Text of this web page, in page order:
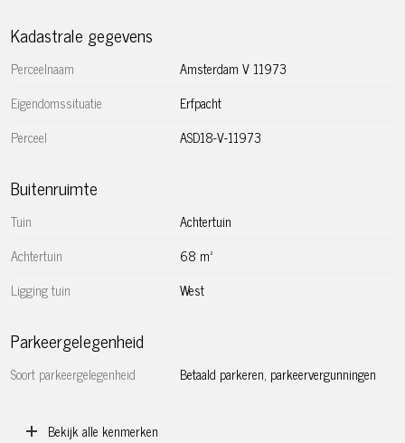
aanwezig)
– Twee slaapkamers
– Voorzien van HR++ glas
bedragen € 132,-
– Oplevering in overleg, kan snel
Kadastrale gegevens
Perceelnaam
Amsterdam V 11973
Eigendomssituatie
Erfpacht
Perceel
ASD18-V-11973
Buitenruimte
Tuin
Achtertuin
Achtertuin
68 m²
Ligging tuin
West
Parkeergelegenheid
Soort parkeergelegenheid Betaald parkeren, parkeervergunningen
Bekijk alle kenmerken